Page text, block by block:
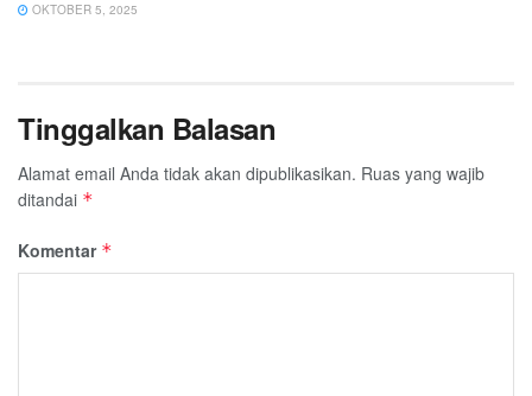
OKTOBER 5, 2025
Tinggalkan Balasan
Alamat email Anda tidak akan dipublikasikan. Ruas yang wajib
ditandai *
Komentar *